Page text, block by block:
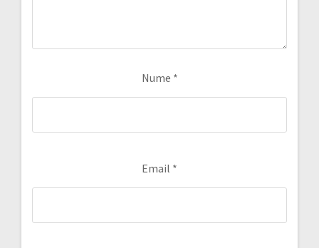
Nume *
Email *